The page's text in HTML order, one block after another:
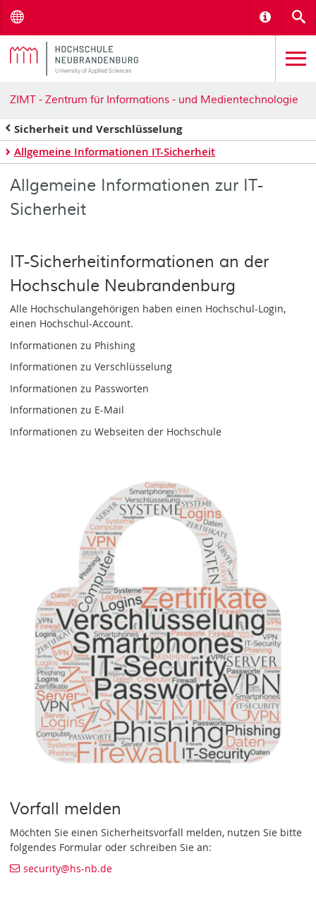
ZIMT - Zentrum für Informations - und Medientechnologie
Sicherheit und Verschlüsselung
Allgemeine Informationen IT-Sicherheit
Allgemeine Informationen zur IT-
Sicherheit
IT-Sicherheitinformationen an der
Hochschule Neubrandenburg
Alle Hochschulangehörigen haben einen Hochschul-Login,
einen Hochschul-Account.
Informationen zu Phishing
Informationen zu Verschlüsselung
Informationen zu Passworten
Informationen zu E-Mail
Informationen zu Webseiten der Hochschule
Vorfall melden
Möchten Sie einen Sicherheitsvorfall melden, nutzen Sie bitte
folgendes Formular oder schreiben Sie an:
security@hs-nb.de